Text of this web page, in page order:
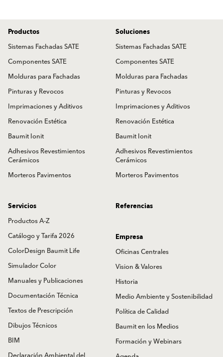
Productos
Sistemas Fachadas SATE
Componentes SATE
Molduras para Fachadas
Pinturas y Revocos
Imprimaciones y Aditivos
Renovación Estética
Baumit Ionit
Adhesivos Revestimientos
Cerámicos
Morteros Pavimentos
Soluciones
Sistemas Fachadas SATE
Componentes SATE
Molduras para Fachadas
Pinturas y Revocos
Imprimaciones y Aditivos
Renovación Estética
Baumit Ionit
Adhesivos Revestimientos
Cerámicos
Morteros Pavimentos
Servicios
Productos A-Z
Catálogo y Tarifa 2026
ColorDesign Baumit Life
Simulador Color
Manuales y Publicaciones
Documentación Técnica
Textos de Prescripción
Dibujos Técnicos
BIM
Referencias
Empresa
Oficinas Centrales
Vision & Valores
Historia
Medio Ambiente y Sostenibilidad
Política de Calidad
Baumit en los Medios
Formación y Webinars